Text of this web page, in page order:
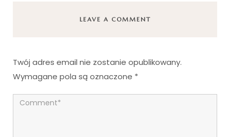
LEAVE A COMMENT
Twój adres email nie zostanie opublikowany.
Wymagane pola są oznaczone *